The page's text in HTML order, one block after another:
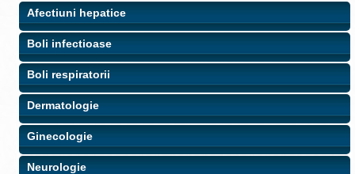
Afectiuni hepatice
Boli infectioase
Boli respiratorii
Dermatologie
Ginecologie
Neurologie